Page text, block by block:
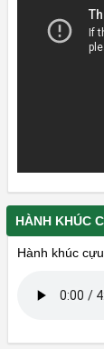
HÀNH KHÚC
Hành khúc